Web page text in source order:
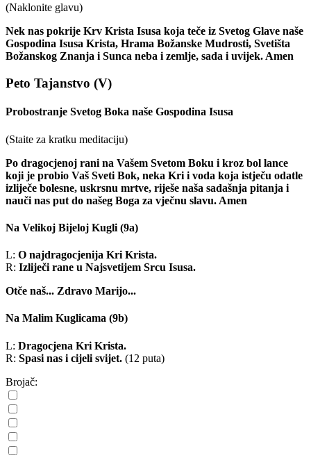
(Naklonite glavu)
Nek nas pokrije Krv Krista Isusa koja teče iz Svetog Glave naše
Gospodina Isusa Krista, Hrama Božanske Mudrosti, Svetišta
Božanskog Znanja i Sunca neba i zemlje, sada i uvijek. Amen
Peto Tajanstvo (V)
Probostranje Svetog Boka naše Gospodina Isusa
(Staite za kratku meditaciju)
Po dragocjenoj rani na Vašem Svetom Boku i kroz bol lance
koji je probio Vaš Sveti Bok, neka Kri i voda koja istječu odatle
izliječe bolesne, uskrsnu mrtve, riješe naša sadašnja pitanja i
nauči nas put do našeg Boga za vječnu slavu. Amen
Na Velikoj Bijeloj Kugli (9a)
L: O najdragocjenija Kri Krista.
R: Izliječi rane u Najsvetijem Srcu Isusa.
Otče naš... Zdravo Marijo...
Na Malim Kuglicama (9b)
L: Dragocjena Kri Krista.
R: Spasi nas i cijeli svijet. (12 puta)
Brojač: